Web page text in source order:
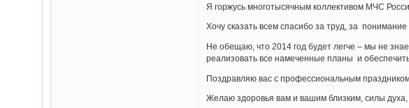
Я горжусь многотысячным коллективом МЧС
Хочу сказать всем спасибо за труд, за
Не обещаю, что 2014 год будет легче – мы не
реализовать все намеченные планы и
Поздравляю вас с профессиональным
Желаю здоровья вам и вашим близким, силы